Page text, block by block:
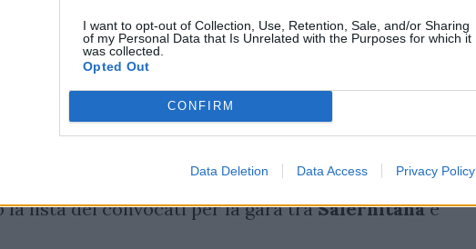
I want to opt-out of Collection, Use, Retention, Sale, and/or Sharing
of my Personal Data that Is Unrelated with the Purposes for which it
was collected.
Opted Out
CONFIRM
Data Deletion Data Access Privacy Policy
di rifinitura di questa mattina il mister Filippo
la lista dei convocati per la gara traSalernitanae